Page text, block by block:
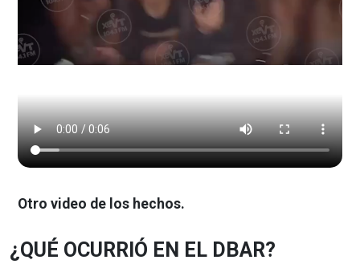
Otro video de los hechos.
¿QUÉ OCURRIÓ EN EL DBAR?